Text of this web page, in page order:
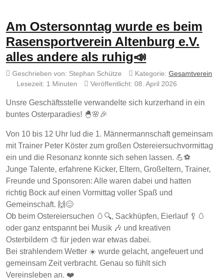
Am Ostersonntag wurde es beim
Rasensportverein Altenburg e.V.
alles andere als ruhig📣
Geschrieben von: Stephan Schütze Kategorie: Gesamtverein
Lesezeit: 1 Minuten
Veröffentlicht: 08. April 2026
Unsre Geschäftsstelle verwandelte sich kurzerhand in ein
buntes Osterparadies! 🐣🌸🎉
Von 10 bis 12 Uhr lud die 1. Männermannschaft gemeinsam
mit Trainer Peter Köster zum großen Ostereiersuchvormittag
ein und die Resonanz konnte sich sehen lassen. 💪⚽
Junge Talente, erfahrene Kicker, Eltern, Großeltern, Trainer,
Freunde und Sponsoren: Alle waren dabei und hatten
richtig Bock auf einen Vormittag voller Spaß und
Gemeinschaft. 🙌😊
Ob beim Ostereiersuchen 🥚🔍, Sackhüpfen, Eierlauf 🥄🥚
oder ganz entspannt bei Musik 🎶 und kreativen
Osterbildern 🎨 für jeden war etwas dabei.
Bei strahlendem Wetter ☀️ wurde gelacht, angefeuert und
gemeinsam Zeit verbracht. Genau so fühlt sich
Vereinsleben an. ❤️